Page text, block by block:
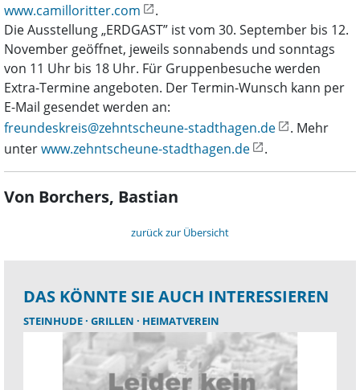
www.camilloritter.com
.
Die Ausstellung „ERDGAST” ist vom 30. September bis 12.
November geöffnet, jeweils sonnabends und sonntags
von 11 Uhr bis 18 Uhr. Für Gruppenbesuche werden
Extra-Termine angeboten. Der Termin-Wunsch kann per
E-Mail gesendet werden an:
freundeskreis@zehntscheune-stadthagen.de
. Mehr
unterwww.zehntscheune-stadthagen.de .
Von Borchers, Bastian
zurück zur Übersicht
DAS KÖNNTE SIE AUCH INTERESSIEREN
STEINHUDE GRILLEN HEIMATVEREIN